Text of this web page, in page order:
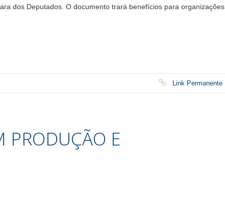
dos Deputados. O documento trará benefícios para organizações
Link Permanente
PRODUÇÃO E